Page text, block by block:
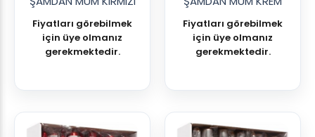
Fiyatları görebilmek
için üye olmanız
gerekmektedir.
Fiyatları görebilmek
için üye olmanız
gerekmektedir.